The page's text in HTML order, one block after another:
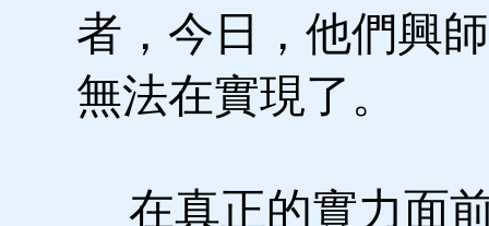
者，今日，他們興
無法在實現了。
在真正的實力面